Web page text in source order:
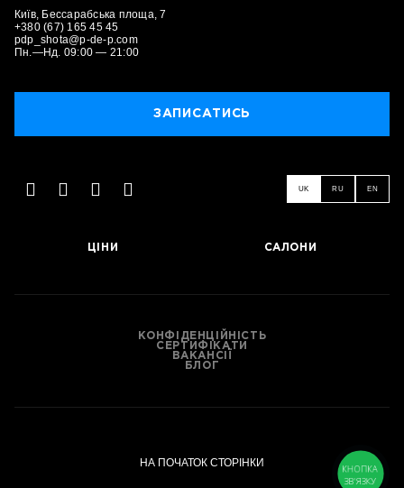
Київ, Бессарабська площа, 7
+380 (67) 165 45 45
pdp_shota@p-de-p.com
Пн.—Нд. 09:00 — 21:00
ЗАПИСАТИСЬ
UK RU EN
ЦІНИ САЛОНИ
КОНФІДЕНЦІЙНІСТЬ
СЕРТИФІКАТИ
ВАКАНСІЇ
БЛОГ
НА ПОЧАТОК СТОРІНКИ
КНОПКА
ЗВ'ЯЗКУ